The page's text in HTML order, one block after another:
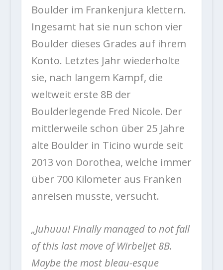
Boulder im Frankenjura klettern.
Ingesamt hat sie nun schon vier
Boulder dieses Grades auf ihrem
Konto. Letztes Jahr wiederholte
sie, nach langem Kampf, die
weltweit erste 8B der
Boulderlegende Fred Nicole. Der
mittlerweile schon über 25 Jahre
alte Boulder in Ticino wurde seit
2013 von Dorothea, welche immer
über 700 Kilometer aus Franken
anreisen musste, versucht.
„Juhuuu! Finally managed to not fall
of this last move of Wirbeljet 8B.
Maybe the most bleau-esque